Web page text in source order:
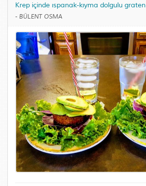
Krep içinde ıspanak-kıyma dolgulu graten
- BÜLENT OSMA